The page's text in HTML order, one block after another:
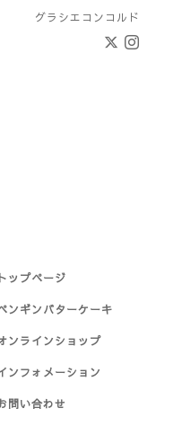
グラシエコンコルド
トップページ
ンギンバターケーキ
ンラインショップ
ンフォメーション
問い合わせ